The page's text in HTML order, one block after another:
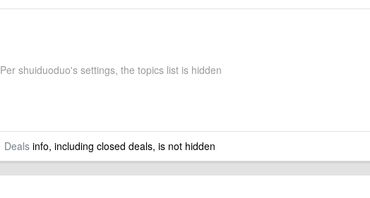
Per shuiduoduo's settings, the topics list is hidden
Dealsinfo, including closed deals, is not hidden